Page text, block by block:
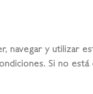
navegar y utilizar
Si no